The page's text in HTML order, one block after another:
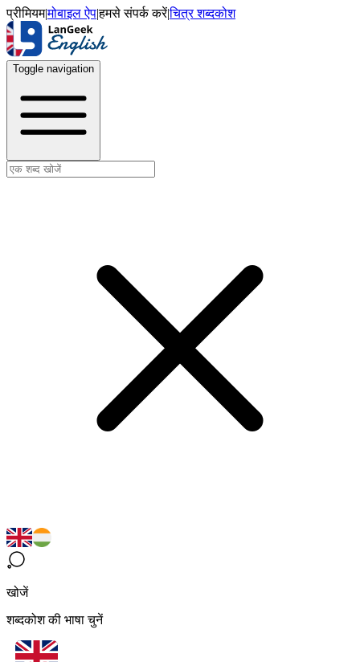
प्रीमियम|मोबाइल ऐप|हमसे संपर्क करें|चित्र शब्दकोश
Toggle navigation
खोजें
शब्दकोश की भाषा चुनें